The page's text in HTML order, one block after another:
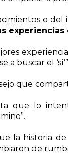
o
buscar el
que
que lo
la historia
de